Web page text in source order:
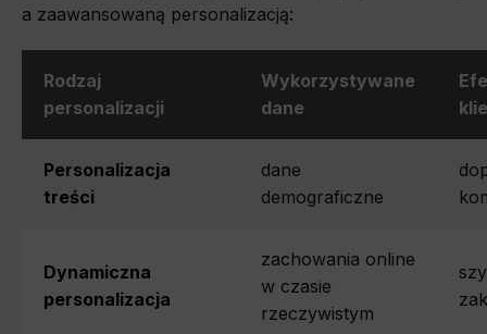
a zaawansowaną personalizacją:
Rodzaj
personalizacji
Wykorzystywane
dane
Personalizacja
treści
dane
demograficzne
Dynamiczna
personalizacja
zachowania online
w czasie
rzeczywistym